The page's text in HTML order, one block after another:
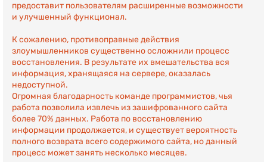
предоставит пользователям расширенные возможности
и улучшенный функционал.
К сожалению, противоправные действия
злоумышленников существенно осложнили процесс
восстановления. В результате их вмешательства вся
информация, хранящаяся на сервере, оказалась
недоступной.
Огромная благодарность команде программистов, чья
работа позволила извлечь из зашифрованного сайта
более 70% данных. Работа по восстановлению
информации продолжается, и существует вероятность
полного возврата всего содержимого сайта, но данный
процесс может занять несколько месяцев.